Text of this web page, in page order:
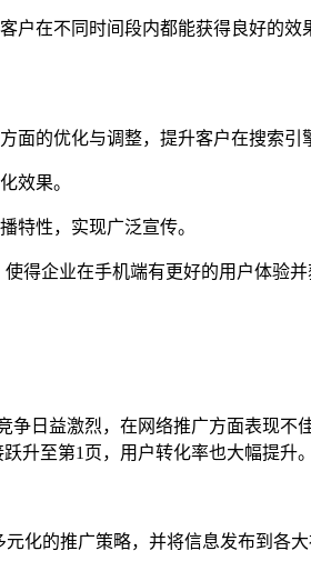
户在不同时间段内都能获得良好的效
面的优化与调整，提升客户在搜索引
效果。
特性，实现广泛宣传。
得企业在手机端有更好的用户体验
日益激烈，在网络推广方面表现
升至第1页，用户转化率也大幅提升
化的推广策略，并将信息发布到各